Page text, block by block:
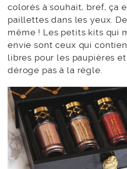
colorés à souhait, bref, ça
paillettes dans les yeux.
même ! Les petits kits qui
envie sont ceux qui
libres pour les paupières
déroge pas à la règle.